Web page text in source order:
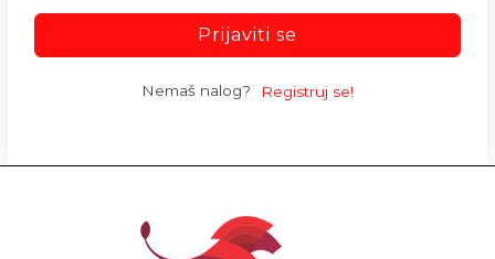
Prijaviti se
Nemaš nalog? Registruj se!